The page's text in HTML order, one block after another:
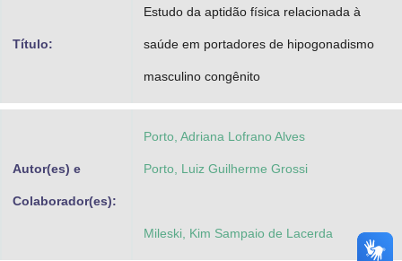
Título:
Estudo da aptidão física relacionada à
saúde em portadores de hipogonadismo
masculino congênito
Autor(es) e
Colaborador(es):
Porto, Adriana Lofrano Alves
Porto, Luiz Guilherme Grossi
Mileski, Kim Sampaio de Lacerda